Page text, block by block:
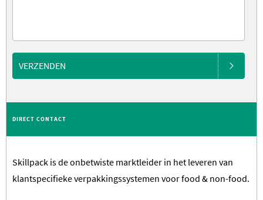
VERZENDEN
DIRECT CONTACT
Skillpack is de onbetwiste marktleider in het leveren van
klantspecifieke verpakkingssystemen voor food & non-food.